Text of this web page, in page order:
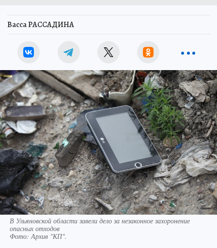
Васса РАССАДИНА
В Ульяновской области завели дело за незаконное захоронение
опасных отходов
Фото:Архив "КП".